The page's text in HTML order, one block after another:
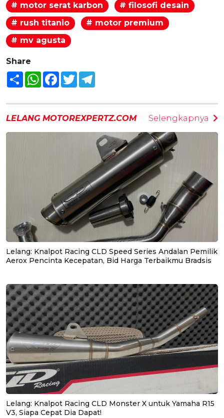
# motor serat karbon
# filosofi desain
# rush titanio
# motor premium
# mv agusta
Share
Share WhatsAppFacebook
Twitter
LELANG MOTOREXPERTZ.COM Selengkapnya
Lelang: Knalpot Racing CLD Speed Series Andalan Pemilik
Aerox Pencinta Kecepatan, Bid Harga Terbaikmu Bradsis
Lelang: Knalpot Racing CLD Monster X untuk Yamaha R15
V3, Siapa Cepat Dia Dapat!